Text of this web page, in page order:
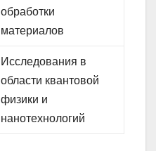
обработки
материалов
Исследования в
области квантовой
физики и
нанотехнологий